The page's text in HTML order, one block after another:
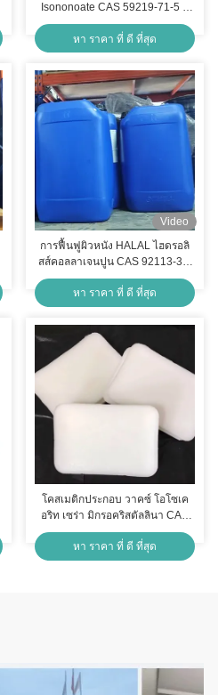
Isononoate CAS 59219-71-5 มี
ความมั่นคงในระบายน้ําดีเยี่ยม
หา ราคา ที่ ดี ที่สุด
Video
การฟื้นฟูผิวหนัง HALAL ไฮดรอลิ
สส์คอลลาเจนปูน CAS 92113-31-
0 BIREYACT HCG-01
หา ราคา ที่ ดี ที่สุด
โคสเมติกประกอบ วาคซ์ โอโซเค
อริท เซร่า มิกรอคริสตัลลินา CAS
No.63231-60-7
หา ราคา ที่ ดี ที่สุด